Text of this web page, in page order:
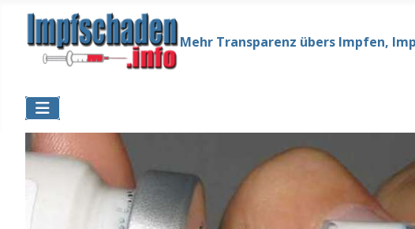
Mehr Transparenz übers Impfen,